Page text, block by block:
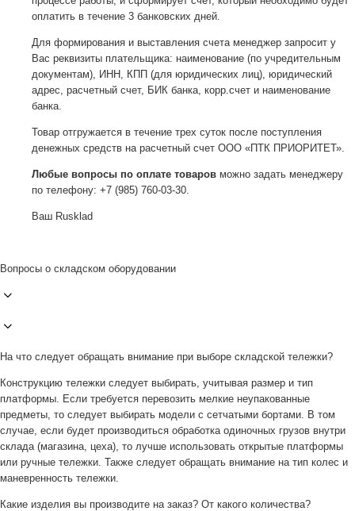
оплатить в течение 3 банковских дней.
Для формирования и выставления счета менеджер запросит у
Вас реквизиты плательщика: наименование (по учредительным
документам), ИНН, КПП (для юридических лиц), юридический
адрес, расчетный счет, БИК банка, корр.счет и наименование
банка.
Товар отгружается в течение трех суток после поступления
денежных средств на расчетный счет ООО «ПТК ПРИОРИТЕТ».
Любые вопросы по оплате товаров можно задать менеджеру
по телефону: +7 (985) 760-03-30.
Ваш Rusklad
Вопросы о складском оборудовании
На что следует обращать внимание при выборе складской тележки?
Конструкцию тележки следует выбирать, учитывая размер и тип
платформы. Если требуется перевозить мелкие неупакованные
предметы, то следует выбирать модели с сетчатыми бортами. В том
случае, если будет производиться обработка одиночных грузов внутри
склада (магазина, цеха), то лучше использовать открытые платформы
или ручные тележки. Также следует обращать внимание на тип колес и
маневренность тележки.
Какие изделия вы производите на заказ? От какого количества?